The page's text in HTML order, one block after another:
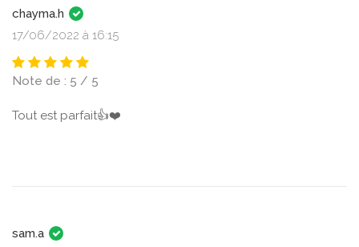
chayma.h
17/06/2022 à 16:15
Note de : 5 / 5
Tout est parfait👍❤️
sam.a